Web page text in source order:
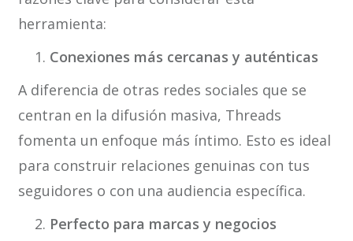
herramienta:
Conexiones más cercanas y auténticas
A diferencia de otras redes sociales que se
centran en la difusión masiva, Threads
fomenta un enfoque más íntimo. Esto es ideal
para construir relaciones genuinas con tus
seguidores o con una audiencia específica.
Perfecto para marcas y negocios